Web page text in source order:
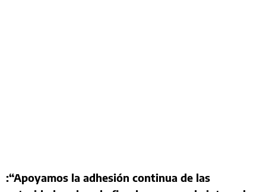
:“Apoyamos la adhesión continua de las